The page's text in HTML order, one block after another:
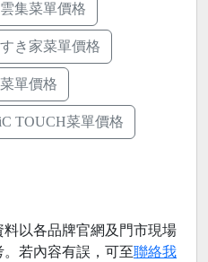
集菜單價格
すき家菜單價格
單價格
TOUCH菜單價格
以各品牌官網及門市現場
若內容有誤，可至聯絡我